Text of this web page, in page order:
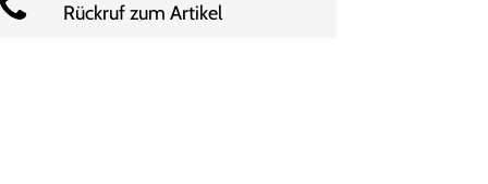
Rückruf zum Artikel